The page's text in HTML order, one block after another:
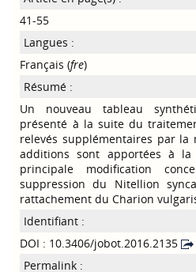
41-55
Langues :
Français (fre)
Résumé :
Un nouveau tableau
présenté à la suite du
relevés supplémentaires par la
additions sont apportées à
principale modification
suppression du Nitellion
rattachement du Charion
Identifiant :
DOI : 10.3406/jobot.2016.2135
Permalink :